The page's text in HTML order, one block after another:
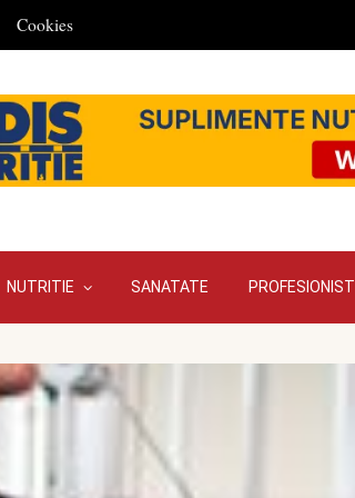
Cookies
NUTRITIE SANATATE PROFESIONISTI